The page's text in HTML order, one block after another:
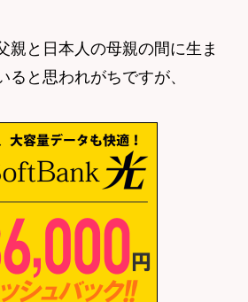
親と日本人の母親の間に生ま
ると思われがちですが、